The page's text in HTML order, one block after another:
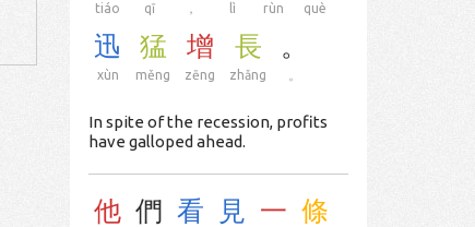
tiáo qī ， lì rùn què
迅
xùn
猛
měng
增
zēng
長
zhǎng
。
In spite of the recession, profits
have galloped ahead.
他 們 看 見 一 條